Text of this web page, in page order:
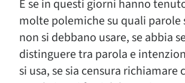
E se in questi giorni hanno
molte polemiche su quali parole
non si debbano usare, se abbia
distinguere tra parola e
si usa, se sia censura richiamare